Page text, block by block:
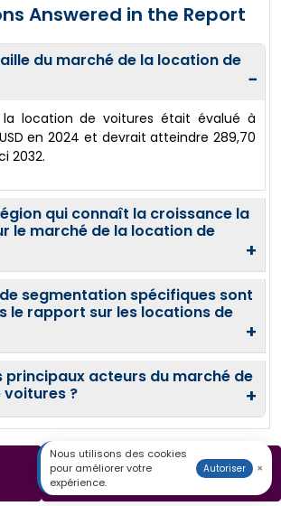
Answered in the Report
du marché de la location de
−
location de voitures était évalué à
en 2024 et devrait atteindre 289,70
2032.
qui connaît la croissance la
le marché de la location de
+
segmentation spécifiques sont
le rapport sur les locations de
+
principaux acteurs du marché de
?
+
Derniers Rapports
Télécharger un
Échantillon
Nous utilisons des cookies
pour améliorer votre
expérience.
Autoriser ×